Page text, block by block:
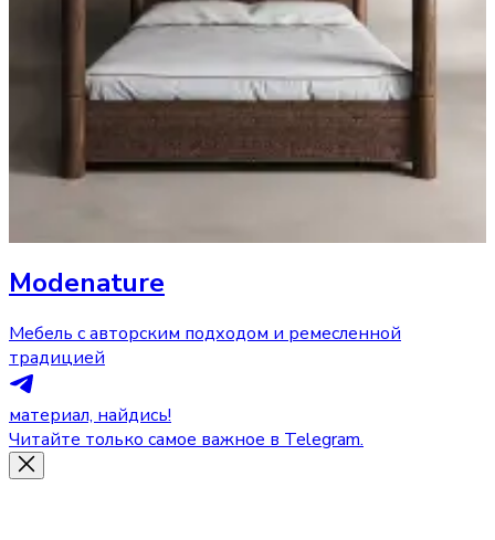
Modenature
Мебель с авторским подходом и ремесленной
традицией
материал, найдись!
Читайте только самое важное в Telegram.